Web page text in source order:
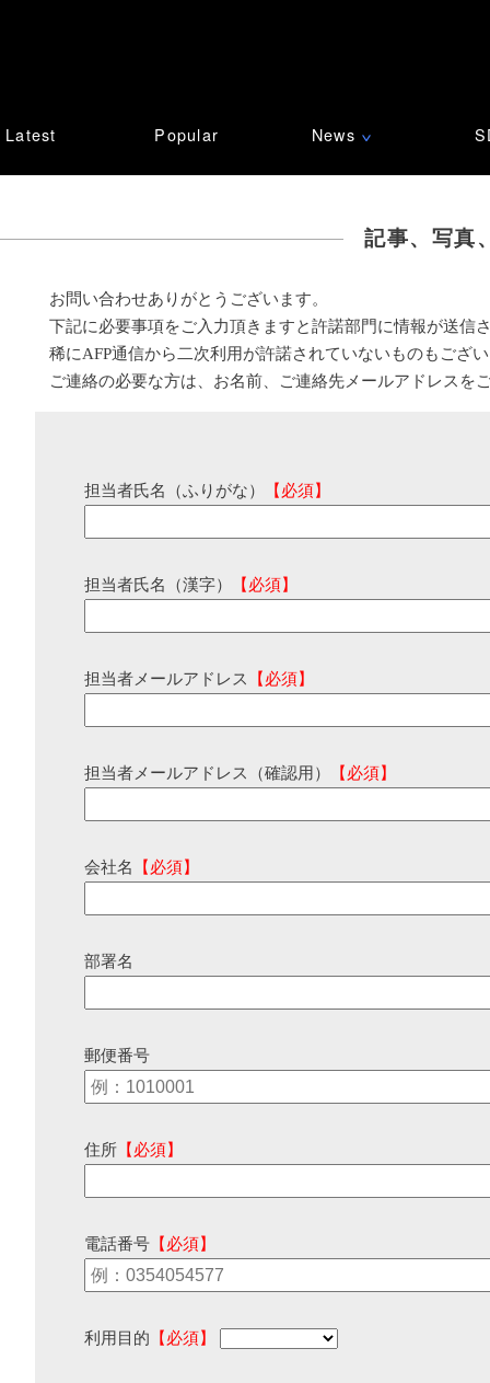
Latest Popular News ∨
記事、写真
お問い合わせありがとうございます。
下記に必要事項をご入力頂きますと許諾部門に情報が送信
稀にAFP通信から二次利用が許諾されていないものもござ
ご連絡の必要な方は、お名前、ご連絡先メールアドレスを
担当者氏名（ふりがな） 【必須】
担当者氏名（漢字） 【必須】
担当者メールアドレス 【必須】
担当者メールアドレス（確認用） 【必須】
会社名 【必須】
部署名
郵便番号
住所 【必須】
電話番号 【必須】
利用目的 【必須】